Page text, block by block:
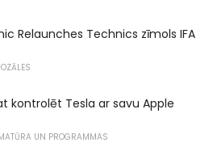
Relaunches Technics zīmols IFA
kontrolēt Tesla ar savu Apple
UN PROGRAMMAS